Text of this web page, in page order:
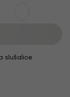
slušalice